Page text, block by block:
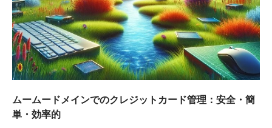
ムームードメインでのクレジットカード管理：安全・簡
単・効率的